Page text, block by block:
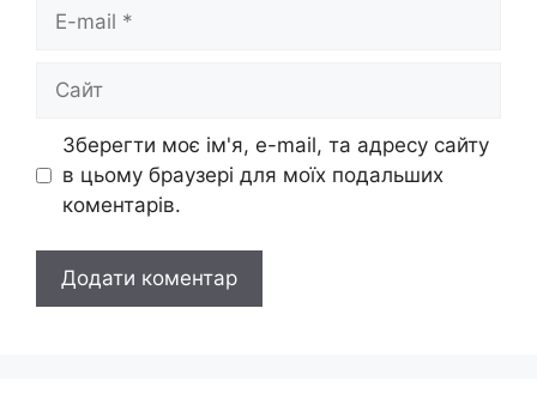
mail
Зберегти моє ім'я, e-mail, та адресу сайту
в цьому браузері для моїх подальших
коментарів.